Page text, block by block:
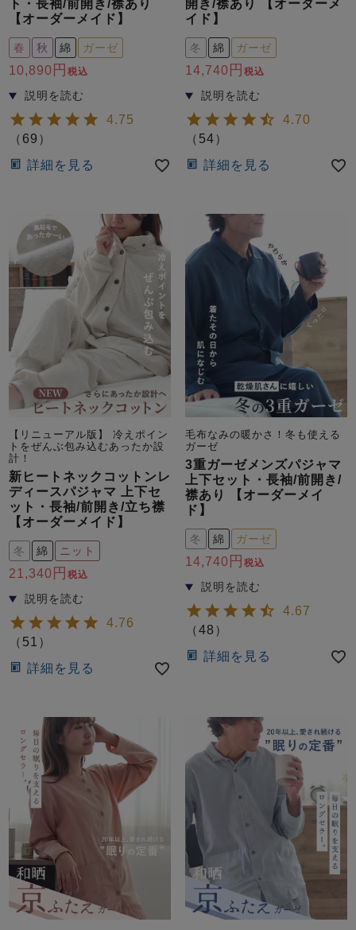
ト・長袖/前開き/襟あり
【オーダーメイド】
春 秋 綿 ガーゼ
10,890 税込
4.75
（ 69 ）
詳細を見る
開き/襟あり 【オーダーメ
イド】
冬 綿 ガーゼ
14,740 税込
4.70
（ 54）
詳細を見る
【リニューアル版】 冷えポイン
トをぜんぶ包み込むあったか設
計！
新ヒートネックコットンレ
ディースパジャマ 上下セ
ット・長袖/前開き/立ち襟
【オーダーメイド】
冬 綿 ニット
21,340 税込
4.76
（ 51 ）
詳細を見る
毛布なみの暖かさ！冬も使える
ガーゼ
3重ガーゼメンズパジャマ
上下セット・長袖/前開き/
襟あり 【オーダーメイ
ド】
冬 綿 ガーゼ
14,740 税込
4.67
（48 ）
詳細を見る